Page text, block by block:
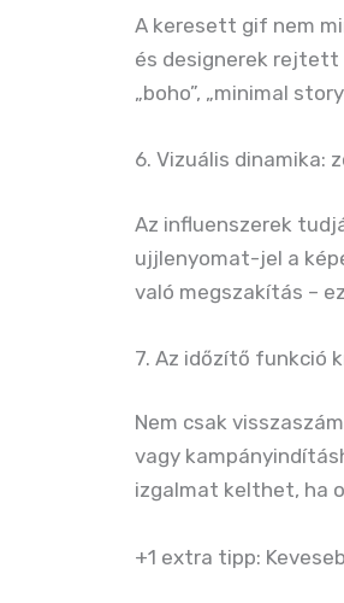
A keresett gif nem
és designerek rejtett
„boho”, „minimal
6. Vizuális dinamika:
Az influenszerek
ujjlenyomat-jel a
való megszakítás –
7. Az időzítő funkció
Nem csak
vagy
izgalmat kelthet, ha
+1 extra tipp: